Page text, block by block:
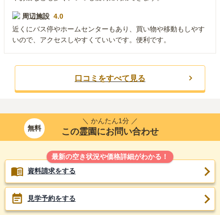
周辺施設 4.0
近くにバス停やホームセンターもあり、買い物や移動もしやす
いので、アクセスしやすくていいです。便利です。
口コミをすべて見る
無料
＼ かんたん1分 ／
この霊園にお問い合わせ
最新の空き状況や価格詳細がわかる！
資料請求をする
見学予約をする